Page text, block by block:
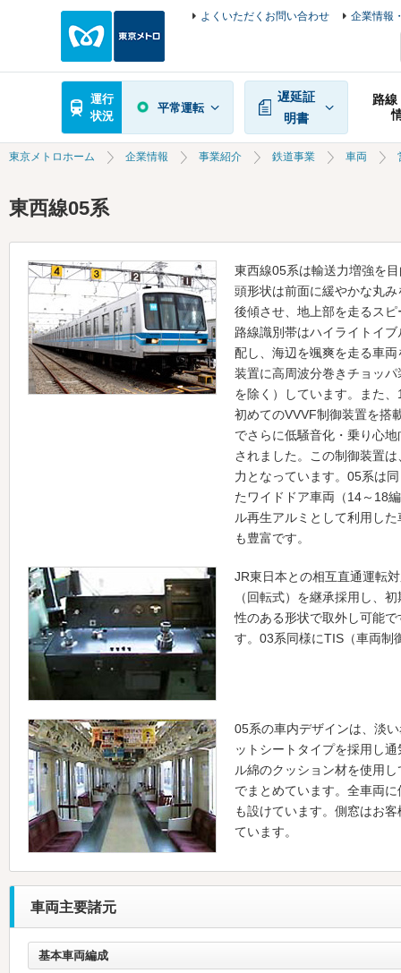
運行
状況
平常運転
遅延証
明書
路線
よくいただくお問い合わせ 企業情報
東京メトロホーム 企業情報 事業紹介 鉄道事業 車両
東西線05系
東西線05系は輸送力増強を
頭形状は前面に緩やかな丸
後傾させ、地上部を走るス
路線識別帯はハイライトイ
配し、海辺を颯爽を走る車
装置に高周波分巻きチョッ
を除く）しています。また
初めてのVVVF制御装置を搭
でさらに低騒音化・乗り心
されました。この制御装置
力となっています。05系は
たワイドドア車両（14～18
ル再生アルミとして利用し
も豊富です。
JR東日本との相互直通運転
（回転式）を継承採用し、
性のある形状で取外し可能
す。03系同様にTIS（車両制
05系の車内デザインは、淡
ットシートタイプを採用し
ル綿のクッション材を使用
でまとめています。全車両
も設けています。側窓はお
ています。
車両主要諸元
基本車両編成